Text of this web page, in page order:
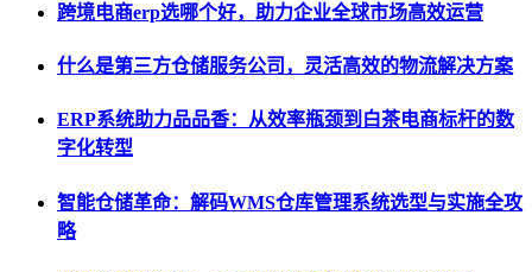
跨境电商erp选哪个好，助力企业全球市场高效运营
什么是第三方仓储服务公司，灵活高效的物流解决方案
ERP系统助力品品香：从效率瓶颈到白茶电商标杆的数
字化转型
智能仓储革命：解码WMS仓库管理系统选型与实施全攻
略